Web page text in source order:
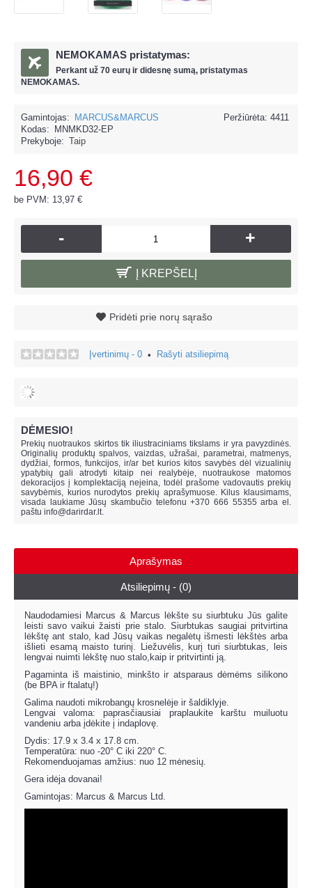
NEMOKAMAS pristatymas:
Perkant už 70 eurų ir didesnę sumą, pristatymas
NEMOKAMAS.
Peržiūrėta: 4411
Gamintojas:
MARCUS&MARCUS
Kodas:
MNMKD32-EP
Prekyboje: Taip
16,90 €
be PVM: 13,97 €
- +
Į KREPŠELĮ
Pridėti prie norų sąrašo
Įvertinimų - 0 • Rašyti atsiliepimą
DĖMESIO!
Prekių nuotraukos skirtos tik iliustraciniams tikslams ir yra pavyzdinės.
Originalių produktų spalvos, vaizdas, užrašai, parametrai, matmenys,
dydžiai, formos, funkcijos, ir/ar bet kurios kitos savybės dėl vizualinių
ypatybių gali atrodyti kitaip nei realybėje, nuotraukose matomos
dekoracijos į komplektaciją neįeina, todėl prašome vadovautis prekių
savybėmis, kurios nurodytos prekių aprašymuose. Kilus klausimams,
visada laukiame Jūsų skambučio telefonu +370 666 55355 arba el.
paštu info@darirdar.lt.
Aprašymas
Atsiliepimų - (0)
Naudodamiesi Marcus & Marcus lėkšte su siurbtuku Jūs galite
leisti savo vaikui žaisti prie stalo. Siurbtukas saugiai pritvirtina
lėkštę ant stalo, kad Jūsų vaikas negalėtų išmesti lėkštės arba
išlieti esamą maisto turinį. Liežuvėlis, kurį turi siurbtukas, leis
lengvai nuimti lėkštę nuo stalo,kaip ir pritvirtinti ją.
Pagaminta iš maistinio, minkšto ir atsparaus dėmėms silikono
(be BPA ir ftalatų!)
Galima naudoti mikrobangų krosnelėje ir šaldiklyje.
Lengvai valoma: paprasčiausiai praplaukite karštu muiluotu
vandeniu arba įdėkite į indaplovę.
Dydis: 17.9 x 3.4 x 17.8 cm.
Temperatūra: nuo -20° C iki 220° C.
Rekomenduojamas amžius: nuo 12 mėnesių.
Gera idėja dovanai!
Gamintojas: Marcus & Marcus Ltd.